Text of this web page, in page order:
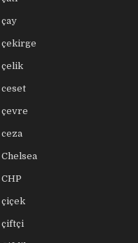
çay
çekirge
çelik
ceset
çevre
ceza
Chelsea
CHP
çiçek
çiftçi